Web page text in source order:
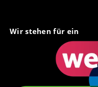
Wir stehen für ein